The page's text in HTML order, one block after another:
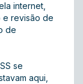
internet,
e revisão de
de
se
aqui,